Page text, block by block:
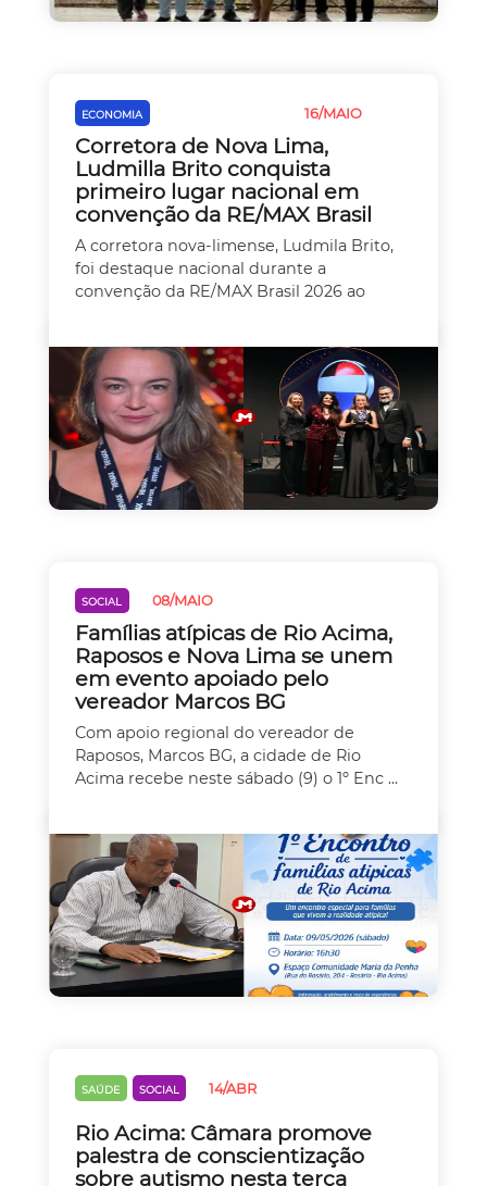
ECONOMIA 16/MAIO
Corretora de Nova Lima,
Ludmilla Brito conquista
primeiro lugar nacional em
convenção da RE/MAX Brasil
A corretora nova-limense, Ludmila Brito,
foi destaque nacional durante a
convenção da RE/MAX Brasil 2026 ao
SOCIAL 08/MAIO
Famílias atípicas de Rio Acima,
Raposos e Nova Lima se unem
em evento apoiado pelo
vereador Marcos BG
Com apoio regional do vereador de
Raposos, Marcos BG, a cidade de Rio
Acima recebe neste sábado (9) o 1º Enc ...
SAÚDE SOCIAL 14/ABR
Rio Acima: Câmara promove
palestra de conscientização
sobre autismo nesta terça